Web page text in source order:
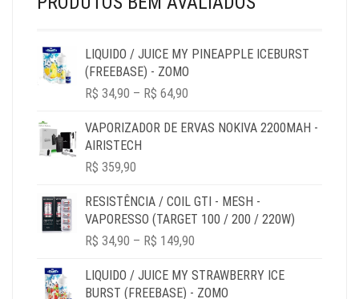
LIQUIDO / JUICE MY PINEAPPLE ICEBURST
(FREEBASE) - ZOMO
R$ 34,90 – R$ 64,90
R$ 34,90
VAPORIZADOR DE ERVAS NOKIVA 2200MAH -
AIRISTECH
R$ 359,90
RESISTÊNCIA / COIL GTI - MESH -
VAPORESSO (TARGET 100 / 200 / 220W)
R$ 34,90 – R$ 149,90
R$ 34,90
THROUGH
LIQUIDO / JUICE MY STRAWBERRY ICE
BURST (FREEBASE) - ZOMO